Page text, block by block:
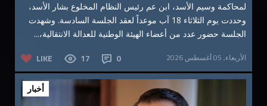
لمحاكمة وسيم الأسد، ابن عم رئيس النظام المخلوع بشار الأسد،
وحددت يوم الثلاثاء 18 آب موعداً لعقد الجلسة السادسة. وشهدت
الجلسة حضور عدد من أعضاء الهيئة الوطنية للعدالة الانتقالية،...
LIKE 17 0 الأربعاء, 05 أغسطس 2026
أخبار